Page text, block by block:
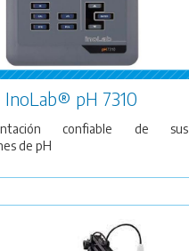
InoLab® pH 7310
confiable de sus
de pH